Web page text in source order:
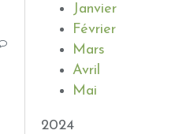
Janvier
Février
Mars
Avril
Mai
2024